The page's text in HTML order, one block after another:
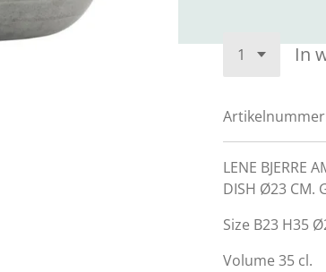
In
LENE BJERRE
DISH Ø23 CM.
Size B23 H35
Volume 35 cl.